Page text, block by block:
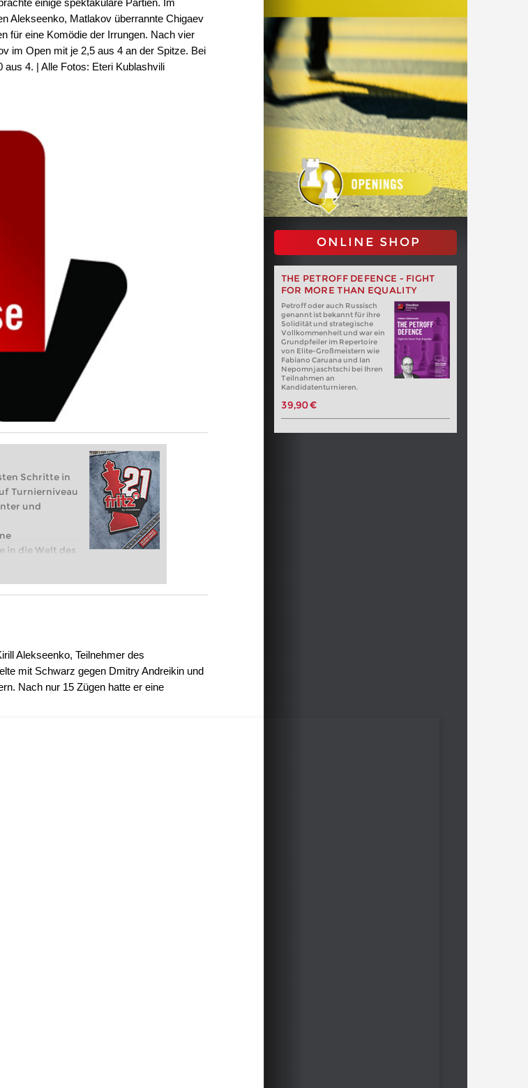
Alekseenko, Matlakov überrannte Chigaev
für eine Komödie der Irrungen. Nach vier
im Open mit je 2,5 aus 4 an der Spitze. Bei
aus 4. | Alle Fotos: Eteri Kublashvili
Schritte in
Turnierniveau
und
in die Welt des
spielen: Mit
ONLINE SHOP
THE PETROFF DEFENCE - FIGHT
FOR MORE THAN EQUALITY
Petroff oder auch Russisch
genannt ist bekannt für ihre
Solidität und strategische
Vollkommenheit und war ein
Grundpfeiler im Repertoire
von Elite-Großmeistern wie
Fabiano Caruana und Ian
Nepomnjaschtschi bei Ihren
Teilnahmen an
Kandidatenturnieren.
39,90 €
Alekseenko, Teilnehmer des
mit Schwarz gegen Dmitry Andreikin und
Nach nur 15 Zügen hatte er eine